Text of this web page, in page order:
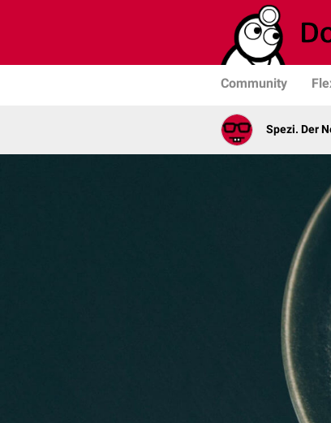
Community
Spezi. Der